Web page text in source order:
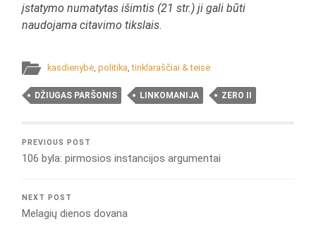
įstatymo numatytas išimtis (21 str.) ji gali būti
naudojama citavimo tikslais.
kasdienybė ,politika ,tinklaraščiai & teisė
DŽIUGAS PARŠONIS LINKOMANIJA ZERO II
PREVIOUS POST
106 byla: pirmosios instancijos argumentai
NEXT POST
Melagių dienos dovana